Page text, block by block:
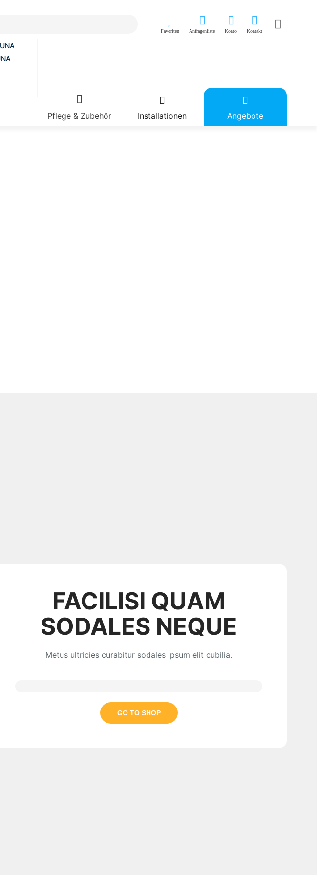
Favoriten Anfragenliste Konto Kontakt
Pflege & Zubehör Installationen Angebote
FACILISI QUAM
SODALES NEQUE
Metus ultricies curabitur sodales ipsum elit cubilia.
GO TO SHOP